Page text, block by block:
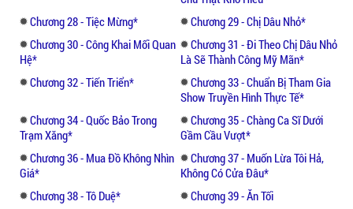
Vào thời điểm đó, Thẩm Tử Mặc là người đã
chìa tay ra giúp đỡ cô. Không những vậy,
anh còn giao cho cô vai nữ chính trong một
bộ phim mà anh đầu tư.
Phùng Vân Hi rất biết ơn anh. Đáng tiếc là,
không đợi cô nói lời cảm ơn anh thì cô đã
ngã từ cáp treo xuống, thịt nát xương tan.
Cáp treo bị đứt – chắc chắn là Tô Duệ sai
người làm.
Chương 28 - Tiệc Mừng*
Chương 29 - Chị Dâu Nhỏ*
Chương 30 - Công Khai Mối Quan
Hệ*
Chương 31 - Đi Theo Chị Dâu Nhỏ
Là Sẽ Thành Công Mỹ Mãn*
Chương 32 - Tiến Triển*
Chương 33 - Chuẩn Bị Tham Gia
Show Truyền Hình Thực Tế*
Chương 34 - Quốc Bảo Trong
Trạm Xăng*
Chương 35 - Chàng Ca Sĩ Dưới
Gầm Cầu Vượt*
Chương 36 - Mua Đồ Không Nhìn
Giá*
Chương 37 - Muốn Lừa Tôi Hả,
Không Có Cửa Đâu*
Chương 38 - Tô Duệ*
Chương 39 - Ăn Tối